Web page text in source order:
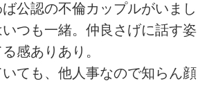
公認の不倫カップルがいまし
つも一緒。仲良さげに話す姿
感ありあり。
ても、他人事なので知らん顔